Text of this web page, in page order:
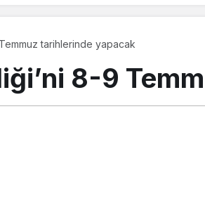
tarihlerinde yapacak
8-9